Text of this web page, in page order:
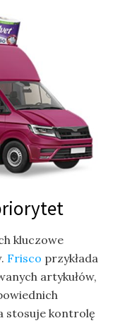
kluczowe
Frisco przykłada
artykułów,
stosuje kontrolę